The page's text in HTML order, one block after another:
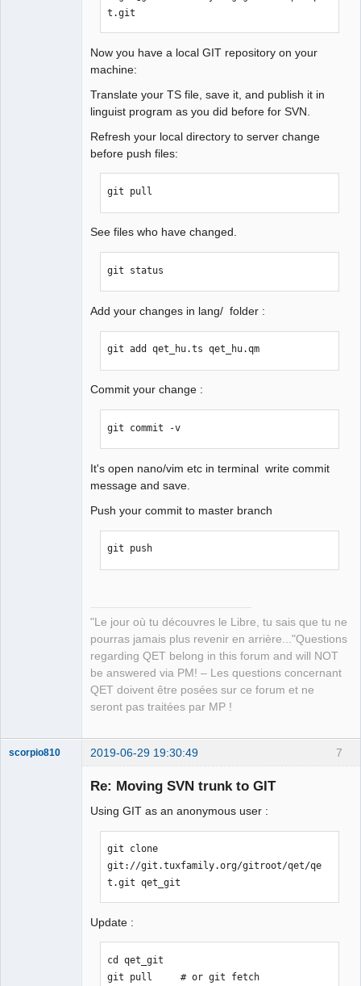
t.git
Now you have a local GIT repository on your
machine:
Translate your TS file, save it, and publish it in
linguist program as you did before for SVN.
Refresh your local directory to server change
before push files:
git pull
See files who have changed.
git status
Add your changes in lang/ folder :
git add qet_hu.ts qet_hu.qm
Commit your change :
git commit -v
It's open nano/vim etc in terminal write commit
message and save.
Push your commit to master branch
git push
"Le jour où tu découvres le Libre, tu sais que tu ne
pourras jamais plus revenir en arrière..."Questions
regarding QET belong in this forum and will NOT
be answered via PM! – Les questions concernant
QET doivent être posées sur ce forum et ne
seront pas traitées par MP !
7
scorpio810 2019-06-29 19:30:49
Re: Moving SVN trunk to GIT
Using GIT as an anonymous user :
git clone
git://git.tuxfamily.org/gitroot/qet/qe
t.git qet_git
Update :
cd qet_git
git pull     # or git fetch